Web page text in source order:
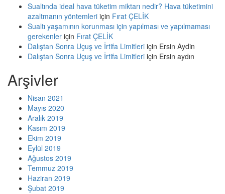
Sualtında ideal hava tüketim miktarı nedir? Hava tüketimini
azaltmanın yöntemleri için Fırat ÇELİK
Sualtı yaşamının korunması için yapılması ve yapılmaması
gerekenler için Fırat ÇELİK
Dalıştan Sonra Uçuş ve İrtifa Limitleri için Ersin Aydin
Dalıştan Sonra Uçuş ve İrtifa Limitleri için Ersin aydın
Arşivler
Nisan 2021
Mayıs 2020
Aralık 2019
Kasım 2019
Ekim 2019
Eylül 2019
Ağustos 2019
Temmuz 2019
Haziran 2019
Şubat 2019